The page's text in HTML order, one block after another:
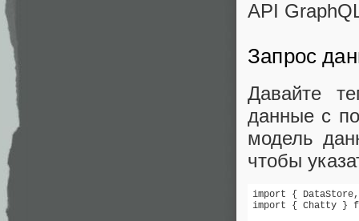
API
Запрос
Давайте
данные с
модель
чтобы
import {
import { Chatty }